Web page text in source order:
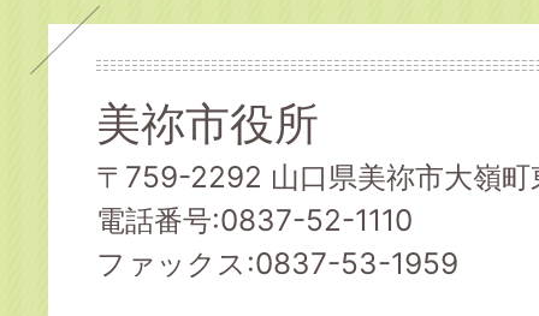
美祢市役所
〒759-2292 山口県美祢市大嶺
電話番号:0837-52-1110
ファックス:0837-53-1959